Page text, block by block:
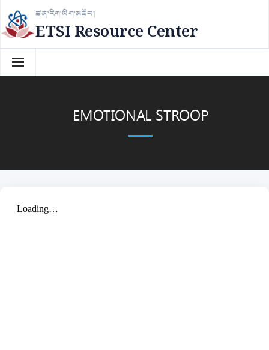
Skip
to
content
ཚན་རིག་ཡིག་མཛོད།
ETSI Resource Center
EMOTIONAL STROOP